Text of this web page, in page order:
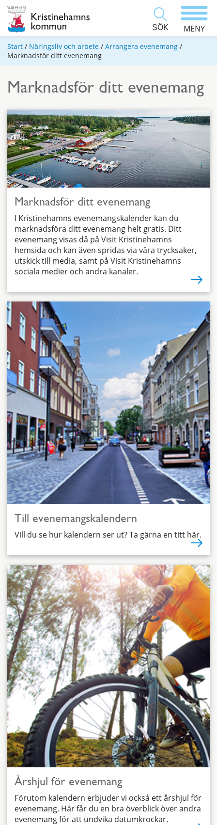
SÖK MENY
Start / Näringsliv och arbete / Arrangera evenemang /
Marknadsför ditt evenemang
Marknadsför ditt evenemang
Marknadsför ditt evenemang
I Kristinehamns evenemangskalender kan du
marknadsföra ditt evenemang helt gratis. Ditt
evenemang visas då på Visit Kristinehamns
hemsida och kan även spridas via våra trycksaker,
utskick till media, samt på Visit Kristinehamns
sociala medier och andra kanaler.
Till evenemangskalendern
Vill du se hur kalendern ser ut? Ta gärna en titt här.
Årshjul för evenemang
Förutom kalendern erbjuder vi också ett årshjul för
evenemang. Här får du en bra överblick över andra
evenemang för att undvika datumkrockar.